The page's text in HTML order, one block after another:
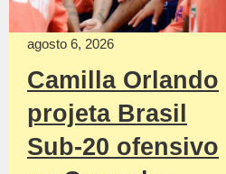
agosto 6, 2026
Camilla Orlando
projeta Brasil
Sub-20 ofensivo